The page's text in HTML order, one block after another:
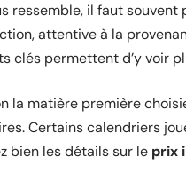
ressemble, il faut souvent
attentive à la
clés permettent d’y voir
la matière première
Certains calendriers
bien les détails sur le prix